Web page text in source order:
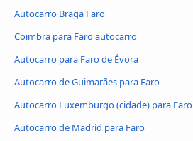
Autocarro Braga Faro
Coimbra para Faro autocarro
Autocarro para Faro de Évora
Autocarro de Guimarães para Faro
Autocarro Luxemburgo (cidade) para Faro
Autocarro de Madrid para Faro